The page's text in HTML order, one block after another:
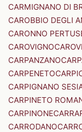
CARMIGNANO DI
CAROBBIO DEGLI
CARONNO
CAROVIGNO
CARPANZANO
CARPENETOCARPI
CARPIGNANO
CARPINETO
CARPINONE
CARRODANO